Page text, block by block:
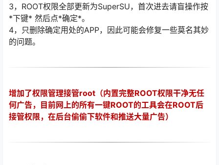
3，ROOT权限全部更新为SuperSU，首次进去请盲操作按
*下键* 然后点*确定*。
4，只删除确定用处的APP，因此可能会修复一些莫名其妙
的问题。
增加了权限管理接管root（内置完整ROOT权限干净无任
何广告，目前网上的所有一键ROOT的工具会在ROOT后
接管权限，在后台偷偷下软件和推送大量广告）